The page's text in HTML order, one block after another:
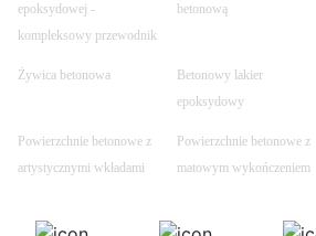
epoksydowej -
kompleksowy przewodnik
betonową
Żywica betonowa
Betonowy lakier
epoksydowy
Powierzchnie betonowe z
artystycznymi wkładami
Powierzchnie betonowe z
matowym wykończeniem